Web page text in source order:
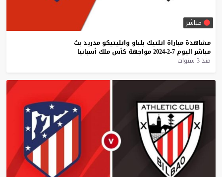
مباشر
مشاهدة مباراة اتلتيك بلباو واتليتيكو مدريد بث
مباشر اليوم 7-2-2024 مواجهة كأس ملك أسبانيا
منذ 3 سنوات